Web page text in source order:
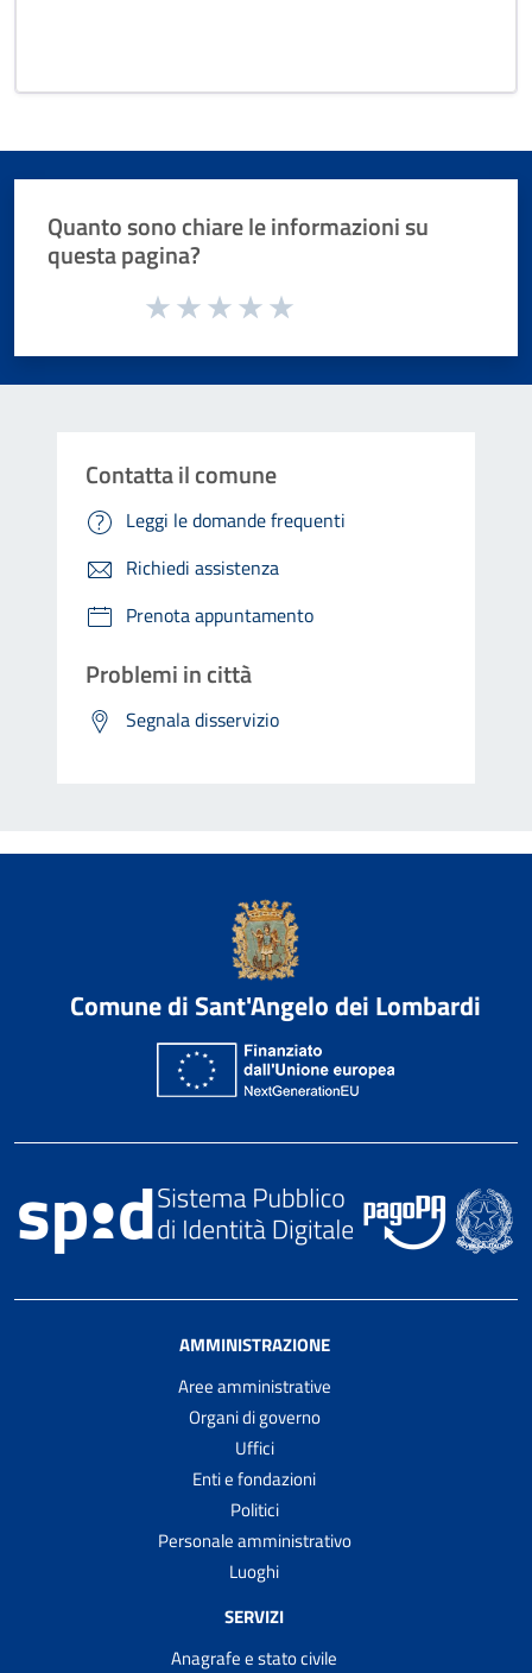
Quanto sono chiare le informazioni su
questa pagina?
Valuta da 1 a 5 stelle la pagina
Contatta il comune
Leggi le domande frequenti
Richiedi assistenza
Prenota appuntamento
Problemi in città
Segnala disservizio
Comune di Sant'Angelo dei Lombardi
AMMINISTRAZIONE
Aree amministrative
Organi di governo
Uffici
Enti e fondazioni
Politici
Personale amministrativo
Luoghi
SERVIZI
Anagrafe e stato civile